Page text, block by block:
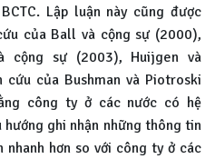
Lập luận này cũng được
của Ball và cộng sự (2000),
cộng sự (2003), Huijgen và
cứu của Bushman và Piotroski
công ty ở các nước có hệ
ghi nhận những thông tin
hơn so với công ty ở các